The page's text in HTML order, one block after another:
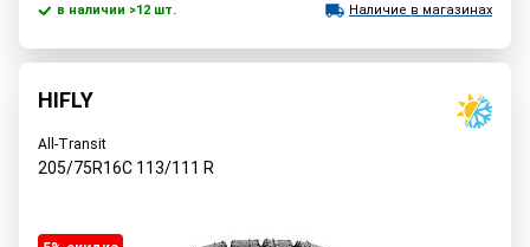
в наличии >12 шт. Наличие в магазинах
HIFLY
All-Transit
205/75R16C 113/111 R